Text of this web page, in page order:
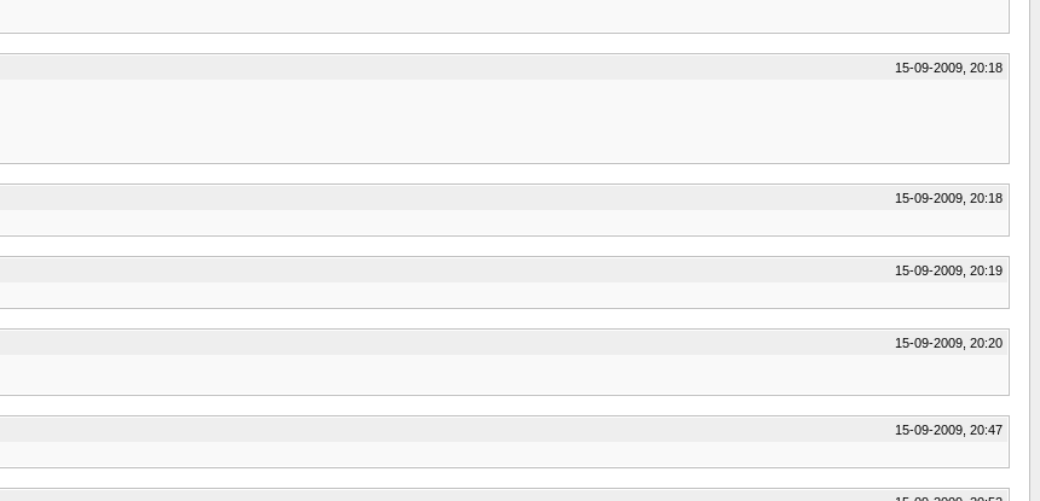
15-09-2009, 20:18
15-09-2009, 20:18
15-09-2009, 20:19
15-09-2009, 20:20
15-09-2009, 20:47